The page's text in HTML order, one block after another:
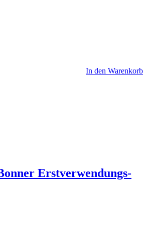
In den Warenkorb
Erstverwendungs-